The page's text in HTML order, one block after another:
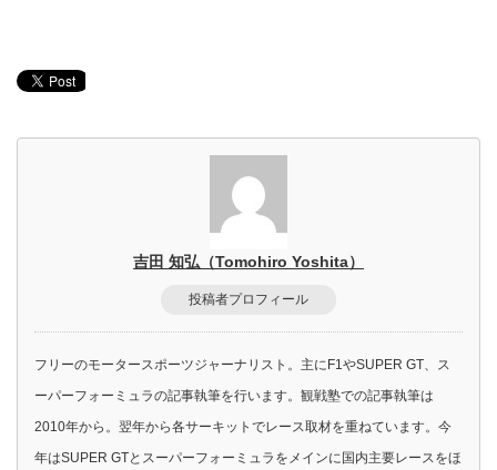
吉田 知弘（Tomohiro Yoshita）
投稿者プロフィール
フリーのモータースポーツジャーナリスト。主にF1やSUPER GT、ス
ーパーフォーミュラの記事執筆を行います。観戦塾での記事執筆は
2010年から。翌年から各サーキットでレース取材を重ねています。今
年はSUPER GTとスーパーフォーミュラをメインに国内主要レースをほ